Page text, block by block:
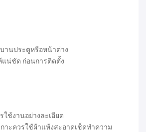
านประตูหรือหน้าต่าง
แน่ชัด ก่อนการติดตั้ง
ช้งานอย่างละเอียด
าะควรใช้ผ้าแห้งสะอาดเช็ดทำความ